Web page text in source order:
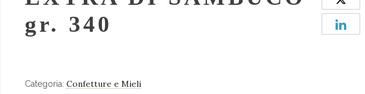
gr. 340
Categoria:Confetture e Mieli